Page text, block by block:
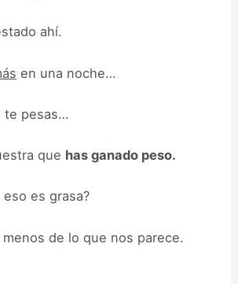
ahí.
en una noche…
te pesas…
que has ganado peso.
es grasa?
de lo que nos parece.